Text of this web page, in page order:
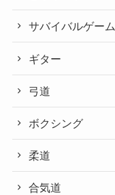
サバイバルゲーム
ギター
弓道
ボクシング
柔道
合気道